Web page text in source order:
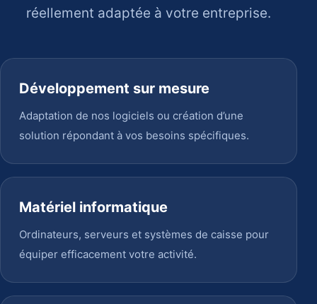
réellement adaptée à votre entreprise.
Développement sur mesure
Adaptation de nos logiciels ou création d’une
solution répondant à vos besoins spécifiques.
Matériel informatique
Ordinateurs, serveurs et systèmes de caisse pour
équiper efficacement votre activité.